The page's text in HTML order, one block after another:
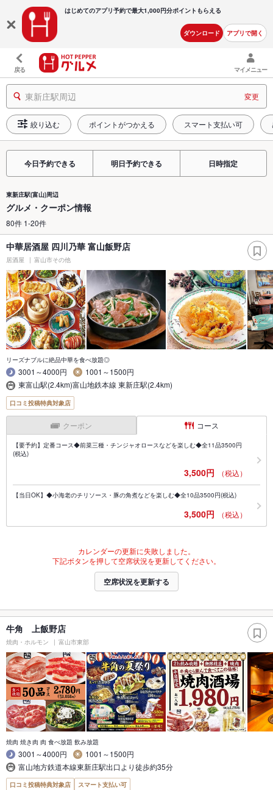
はじめてのアプリ予約で最大1,000円分ポイントもらえる
ダウンロード アプリで開く
戻る マイメニュー
東新庄駅周辺 変更
絞り込む ポイントがつかえる スマート支払い可
今日予約できる 明日予約できる 日時指定
東新庄駅(富山)周辺
グルメ・クーポン情報
80件 1-20件
中華居酒屋 四川乃華 富山飯野店
居酒屋 富山市その他
リーズナブルに絶品中華を食べ放題◎
3001～4000円
1001～1500円
東富山駅(2.4km)富山地鉄本線 東新庄駅(2.4km)
口コミ投稿特典対象店
クーポン コース
【要予約】定番コース◆前菜三種・チンジャオロースなどを楽しむ◆全11品3500円
(税込)
3,500円 （税込）
【当日OK】◆小海老のチリソース・豚の角煮などを楽しむ◆全10品3500円(税込)
3,500円 （税込）
カレンダーの更新に失敗しました。
下記ボタンを押して空席状況を更新してください。
空席状況を更新する
牛角 上飯野店
焼肉・ホルモン 富山市東部
焼肉 焼き肉 肉 食べ放題 飲み放題
3001～4000円
1001～1500円
富山地方鉄道本線東新庄駅出口より徒歩約35分
口コミ投稿特典対象店 スマート支払い可